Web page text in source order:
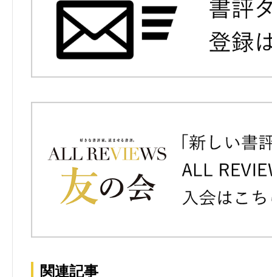
関連記事